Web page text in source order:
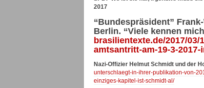
2017
“Bundespräsident”
Berlin. “Viele kennen
brasilientexte.de/2017/
amtsantritt-am-19-3-
Nazi-Offizier Helmut Schmidt und der
unterschlaegt-in-ihrer-publikation-von-
einziges-kapitel-ist-schmidt-al/